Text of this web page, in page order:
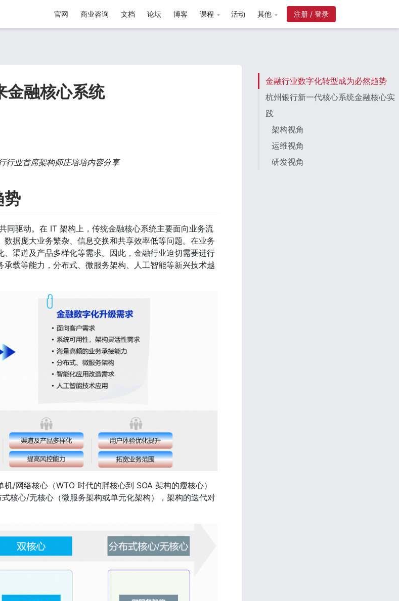
官网 商业咨询 文档 论坛 博客 课程 活动 其他 注册 / 登录
金融核心系统
行业首席架构师庄培培内容分享
势
同驱动。在 IT 架构上，传统金融核心系统主要面向业务流
据庞大业务繁杂、信息交换和共享效率低等问题。在业务
渠道及产品多样化等需求。因此，金融行业迫切需要进行
载等能力，分布式、微服务架构、人工智能等新兴技术越
机/网络核心（WTO 时代的胖核心到 SOA 架构的瘦核心）
核心/无核心（微服务架构或单元化架构），架构的迭代对
金融行业数字化转型成为必然趋势
杭州银行新一代核心系统金融核心实
践
架构视角
运维视角
研发视角